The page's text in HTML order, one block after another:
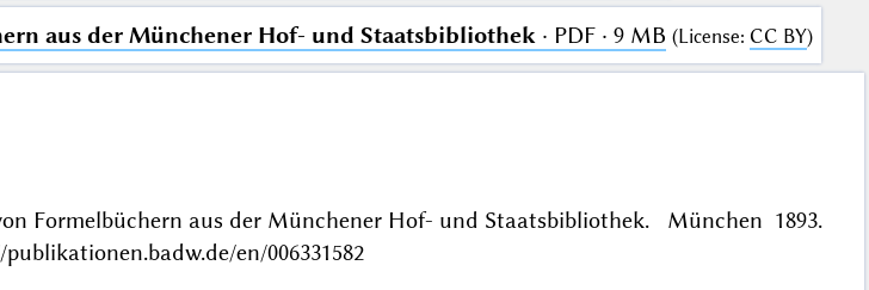
aus der Münchener Hof- und Staatsbibliothek· PDF · 9 MB (License: CC BY)
Formelbüchern aus der Münchener Hof- und Staatsbibliothek. München 1893.
en/006331582